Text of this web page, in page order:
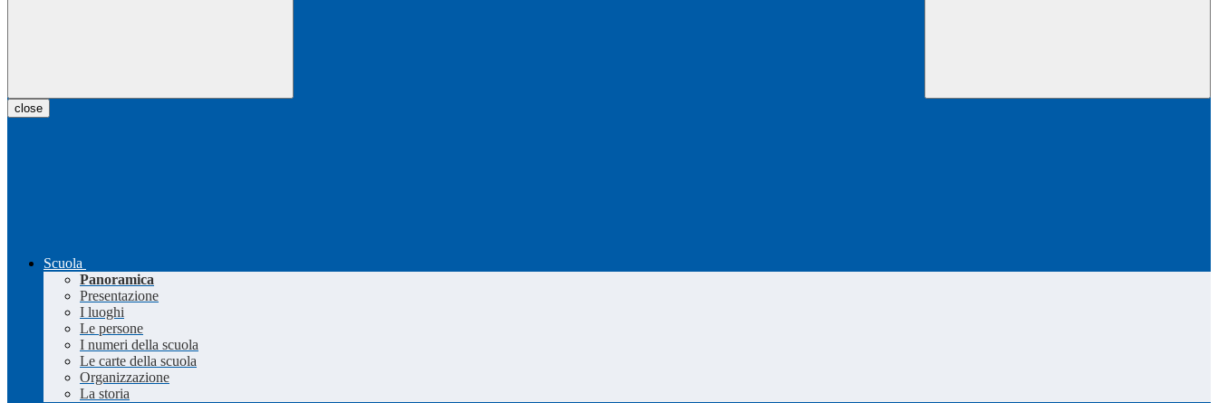
close
Scuola
Panoramica
Presentazione
I luoghi
Le persone
I numeri della scuola
Le carte della scuola
Organizzazione
La storia